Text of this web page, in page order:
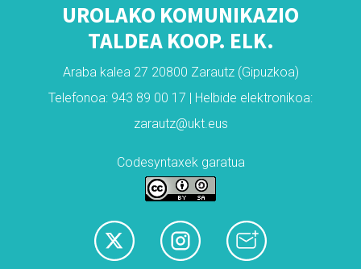
UROLAKO KOMUNIKAZIO
TALDEA KOOP. ELK.
Araba kalea 27 20800 Zarautz (Gipuzkoa)
Telefonoa: 943 89 00 17 | Helbide elektronikoa:
zarautz@ukt.eus
Codesyntaxek garatua